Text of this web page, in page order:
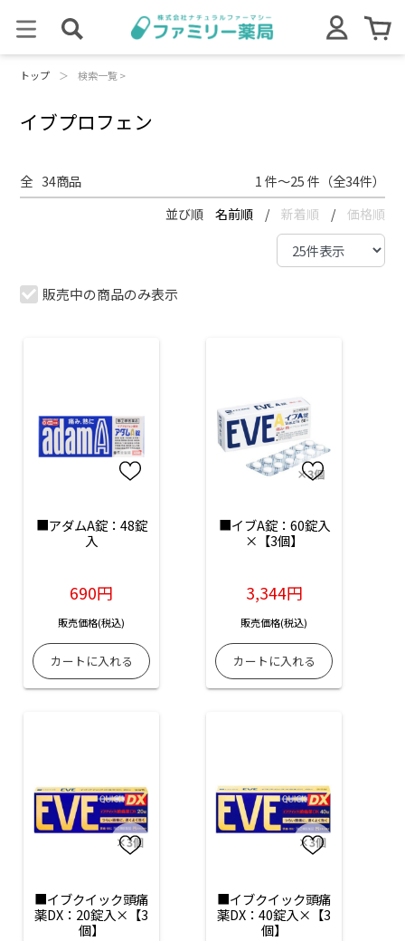
トップ ＞ 検索一覧 >
イブプロフェン
全 34商品 1 件～25 件（全34件）
並び順 名前順 / 新着順 / 価格順
販売中の商品のみ表示
■アダムA錠：48錠
入
690円
販売価格(税込)
■イブA錠：60錠入
×【3個】
3,344円
販売価格(税込)
■イブクイック頭痛
薬DX：20錠入×【3
個】
■イブクイック頭痛
薬DX：40錠入×【3
個】